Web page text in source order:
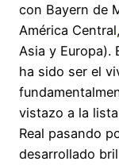
con Bayern de
América Central,
Asia y Europa).
ha sido ser el
vistazo a la
Real pasando
desarrollado